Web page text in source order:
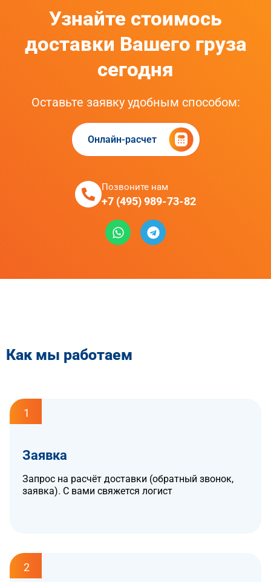
Узнайте стоимось
доставки Вашего груза
сегодня
Оставьте заявку удобным способом:
Онлайн-расчет
Позвоните нам
+7 (495) 989-73-82
Как мы работаем
1
Заявка
Запрос на расчёт доставки (обратный звонок,
заявка). С вами свяжется логист
2